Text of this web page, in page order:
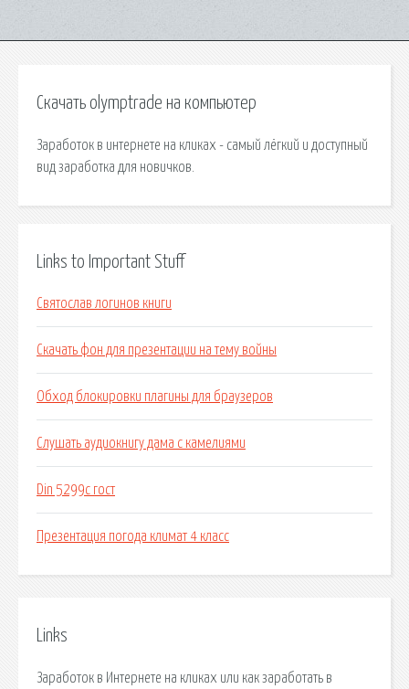
Скачать olymptrade на компьютер
Заработок в интернете на кликах - самый лёгкий и доступный
вид заработка для новичков.
Links to Important Stuff
Святослав логинов книги
Скачать фон для презентации на тему войны
Обход блокировки плагины для браузеров
Слушать аудиокнигу дама с камелиями
Din 5299c гост
Презентация погода климат 4 класс
Links
Заработок в Интернете на кликах или как заработать в